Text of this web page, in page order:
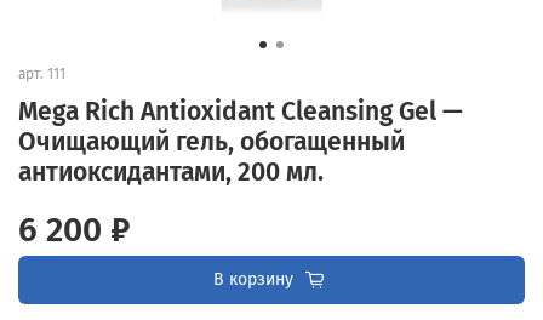
арт. 111
Mega Rich Antioxidant Cleansing Gel —
Очищающий гель, обогащенный
антиоксидантами, 200 мл.
6 200 ₽
В корзину